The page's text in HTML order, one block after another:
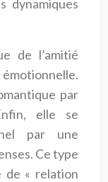
dynamiques
de l’amitié
par
elle se
par une
Ce type
de « relation